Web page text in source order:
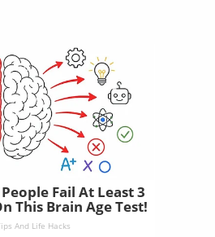
Fail At Least 3
This Brain Age Test!
And Life Hacks